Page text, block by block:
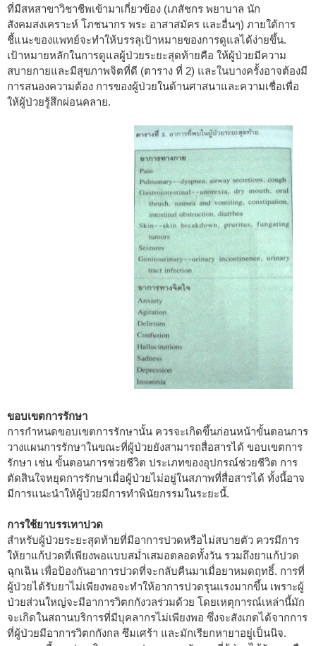
ที่มีสหสาขาวิชาชีพเข้ามาเกี่ยวข้อง (เภสัชกร พยาบาล นัก
สังคมสงเคราะห์ โภชนากร พระ อาสาสมัคร และอื่นๆ) ภายใต้การ
ชี้แนะของแพทย์จะทำให้บรรลุเป้าหมายของการดูแลได้ง่ายขึ้น.
เป้าหมายหลักในการดูแลผู้ป่วยระยะสุดท้ายคือ ให้ผู้ป่วยมีความ
สบายกายและมีสุขภาพจิตที่ดี (ตาราง ที่ 2) และในบางครั้งอาจต้องมี
การสนองความต้อง การของผู้ป่วยในด้านศาสนาและความเชื่อเพื่อ
ให้ผู้ป่วยรู้สึกผ่อนคลาย.
ขอบเขตการรักษา
การกำหนดขอบเขตการรักษานั้น ควรจะเกิดขึ้นก่อนหน้าขั้นตอนการ
วางแผนการรักษาในขณะที่ผู้ป่วยยังสามารถสื่อสารได้ ขอบเขตการ
รักษา เช่น ขั้นตอนการช่วยชีวิต ประเภทของอุปกรณ์ช่วยชีวิต การ
ตัดสินใจหยุดการรักษาเมื่อผู้ป่วยไม่อยู่ในสภาพที่สื่อสารได้ ทั้งนี้อาจ
มีการแนะนำให้ผู้ป่วยมีการทำพินัยกรรมในระยะนี้.
การใช้ยาบรรเทาปวด
สำหรับผู้ป่วยระยะสุดท้ายที่มีอาการปวดหรือไม่สบายตัว ควรมีการ
ให้ยาแก้ปวดที่เพียงพอแบบสม่ำเสมอตลอดทั้งวัน รวมถึงยาแก้ปวด
ฉุกเฉิน เพื่อป้องกันอาการปวดที่จะกลับคืนมาเมื่อยาหมดฤทธิ์. การที่
ผู้ป่วยได้รับยาไม่เพียงพอจะทำให้อาการปวดรุนแรงมากขึ้น เพราะผู้
ป่วยส่วนใหญ่จะมีอาการวิตกกังวลร่วมด้วย โดยเหตุการณ์เหล่านี้มัก
จะเกิดในสถานบริการที่มีบุคลากรไม่เพียงพอ ซึ่งจะสังเกตได้จากการ
ที่ผู้ป่วยมีอาการวิตกกังกล ซึมเศร้า และมักเรียกหายาอยู่เป็นนิจ.